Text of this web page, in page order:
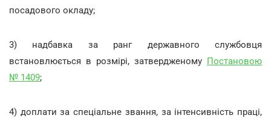
посадового окладу;
3) надбавка за ранг державного службовця
встановлюється в розмірі, затвердженому Постановою
№ 1409;
4) доплати за спеціальне звання, за інтенсивність праці,